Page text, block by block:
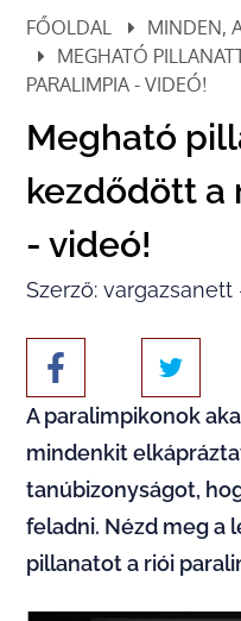
FŐOLDAL
MINDEN,
MEGHATÓ
PARALIMPIA - VIDEÓ!
Megható
kezdődött a
- videó!
Szerző: vargazsanett
A paralimpikonok
mindenkit
tanúbizonyságot,
feladni. Nézd meg a
pillanatot a riói